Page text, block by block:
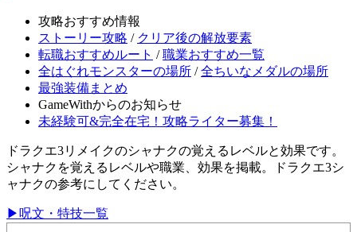
攻略おすすめ情報
ストーリー攻略 / クリア後の解放要素
転職おすすめルート /職業おすすめ一覧
全はぐれモンスターの場所 /全ちいなメダルの場所
最強装備まとめ
GameWithからのお知らせ
未経験可&完全在宅！攻略ライター募集！
ドラクエ3リメイクのシャナクの覚えるレベルと効果です。
シャナクを覚えるレベルや職業、効果を掲載。ドラクエ3シ
ャナクの参考にしてください。
▶呪文・特技一覧